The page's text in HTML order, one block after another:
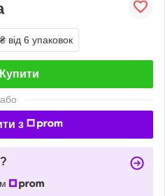
від 6 упаковок
Купити
або
з